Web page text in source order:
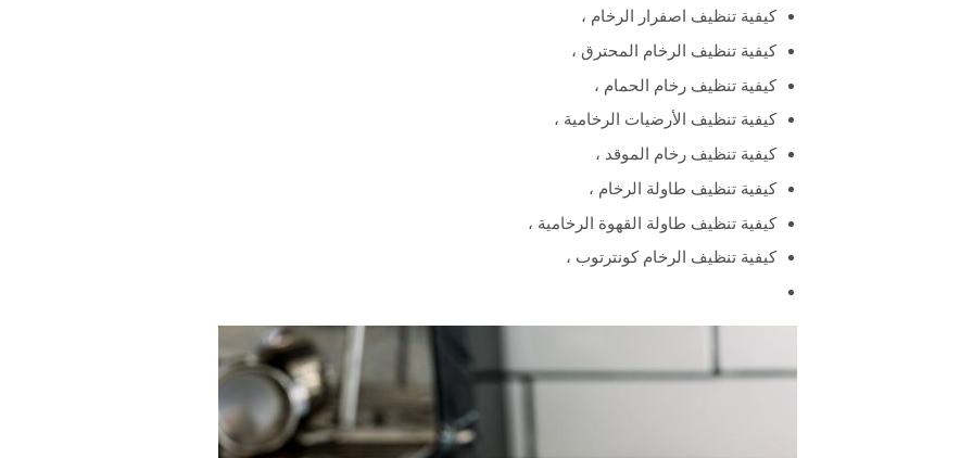
كيفية تنظيف اصفرار الرخام ،
كيفية تنظيف الرخام المحترق ،
كيفية تنظيف رخام الحمام ،
كيفية تنظيف الأرضيات الرخامية ،
كيفية تنظيف رخام الموقد ،
كيفية تنظيف طاولة الرخام ،
كيفية تنظيف طاولة القهوة الرخامية ،
كيفية تنظيف الرخام كونترتوب ،